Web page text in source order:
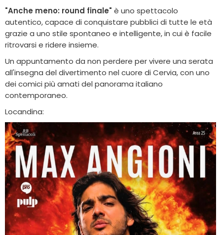
"Anche meno: round finale" è uno spettacolo
autentico, capace di conquistare pubblici di tutte le età
grazie a uno stile spontaneo e intelligente, in cui è facile
ritrovarsi e ridere insieme.
Un appuntamento da non perdere per vivere una serata
all'insegna del divertimento nel cuore di Cervia, con uno
dei comici più amati del panorama italiano
contemporaneo.
Locandina: